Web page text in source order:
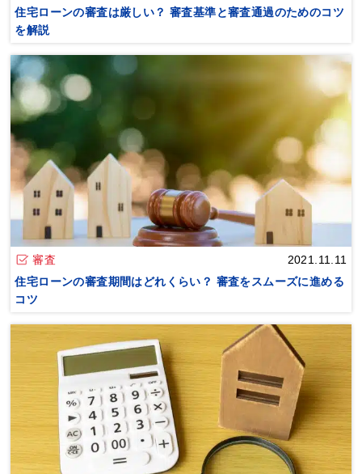
住宅ローンの審査は厳しい？ 審査基準と審査通過のためのコツ
を解説
審査
2021.11.11
住宅ローンの審査期間はどれくらい？ 審査をスムーズに進める
コツ